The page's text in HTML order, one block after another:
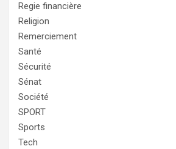
Regie financière
Religion
Remerciement
Santé
Sécurité
Sénat
Société
SPORT
Sports
Tech